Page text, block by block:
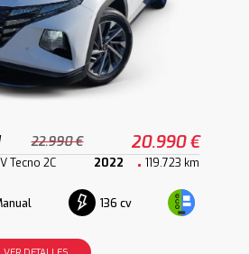
22.990 € 20.990 €
Tecno 2C 2022 119.723 km
136 cv